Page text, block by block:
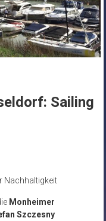
Sailing
Nachhaltigkeit
Monheimer
Szczesny